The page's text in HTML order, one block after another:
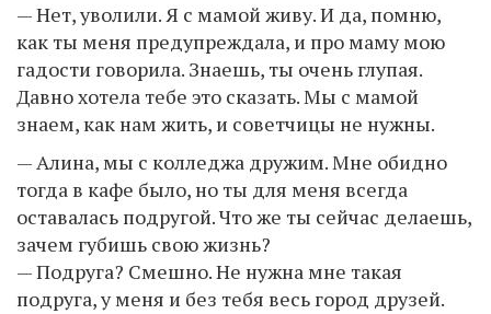
— Нет, уволили. Я с мамой живу. И да, помню,
как ты меня предупреждала, и про маму мою
гадости говорила. Знаешь, ты очень глупая.
Давно хотела тебе это сказать. Мы с мамой
знаем, как нам жить, и советчицы не нужны.
— Алина, мы с колледжа дружим. Мне обидно
тогда в кафе было, но ты для меня всегда
оставалась подругой. Что же ты сейчас делаешь,
зачем губишь свою жизнь?
— Подруга? Смешно. Не нужна мне такая
подруга, у меня и без тебя весь город друзей.